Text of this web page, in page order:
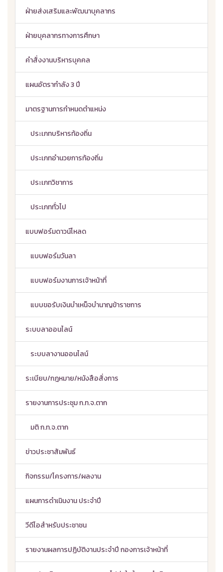
ฝ่ายส่งเสริมและพัฒนาบุคลากร
ฝ่ายบุคลากรทางการศึกษา
คำสั่งงานบริหารบุคคล
แผนอัตรากำลัง 3 ปี
มาตรฐานการกำหนดตำแหน่ง
ประเภทบริหารท้องถิ่น
ประเภทอำนวยการท้องถิ่น
ประเภทวิชาการ
ประเภททั่วไป
แบบฟอร์มดาวน์โหลด
แบบฟอร์มวันลา
แบบฟอร์มงานการเจ้าหน้าที่
แบบขอรับเงินบำเหน็จบำนาญข้าราชการ
ระบบลาออนไลน์
ระบบลางานออนไลน์
ระเบียบ/กฎหมาย/หนังสือสั่งการ
รายงานการประชุม ก.ท.จ.ตาก
มติ ก.ท.จ.ตาก
ข่าวประชาสัมพันธ์
กิจกรรม/โครงการ/ผลงาน
แผนการดำเนินงาน ประจำปี
วีดีโอสำหรับประชาชน
รายงานผลการปฏิบัติงานประจำปี กองการเจ้าหน้าที่